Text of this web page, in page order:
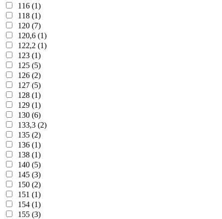
116 (1)
118 (1)
120 (7)
120,6 (1)
122,2 (1)
123 (1)
125 (5)
126 (2)
127 (5)
128 (1)
129 (1)
130 (6)
133,3 (2)
135 (2)
136 (1)
138 (1)
140 (5)
145 (3)
150 (2)
151 (1)
154 (1)
155 (3)